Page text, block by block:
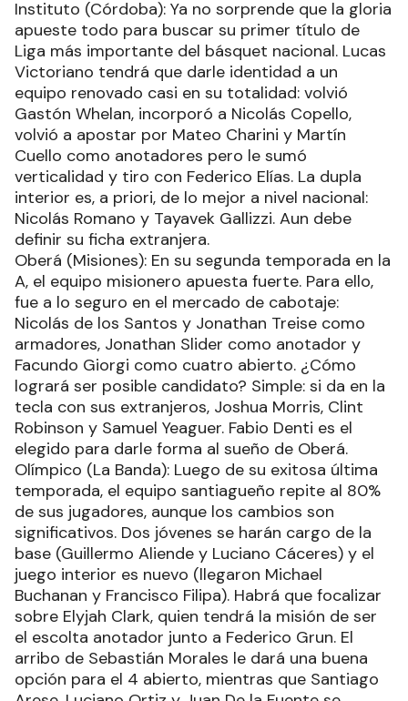
Instituto (Córdoba): Ya no sorprende que la gloria
apueste todo para buscar su primer título de
Liga más importante del básquet nacional. Lucas
Victoriano tendrá que darle identidad a un
equipo renovado casi en su totalidad: volvió
Gastón Whelan, incorporó a Nicolás Copello,
volvió a apostar por Mateo Charini y Martín
Cuello como anotadores pero le sumó
verticalidad y tiro con Federico Elías. La dupla
interior es, a priori, de lo mejor a nivel nacional:
Nicolás Romano y Tayavek Gallizzi. Aun debe
definir su ficha extranjera.
Oberá (Misiones): En su segunda temporada en la
A, el equipo misionero apuesta fuerte. Para ello,
fue a lo seguro en el mercado de cabotaje:
Nicolás de los Santos y Jonathan Treise como
armadores, Jonathan Slider como anotador y
Facundo Giorgi como cuatro abierto. ¿Cómo
logrará ser posible candidato? Simple: si da en la
tecla con sus extranjeros, Joshua Morris, Clint
Robinson y Samuel Yeaguer. Fabio Denti es el
elegido para darle forma al sueño de Oberá.
Olímpico (La Banda): Luego de su exitosa última
temporada, el equipo santiagueño repite al 80%
de sus jugadores, aunque los cambios son
significativos. Dos jóvenes se harán cargo de la
base (Guillermo Aliende y Luciano Cáceres) y el
juego interior es nuevo (llegaron Michael
Buchanan y Francisco Filipa). Habrá que focalizar
sobre Elyjah Clark, quien tendrá la misión de ser
el escolta anotador junto a Federico Grun. El
arribo de Sebastián Morales le dará una buena
opción para el 4 abierto, mientras que Santiago